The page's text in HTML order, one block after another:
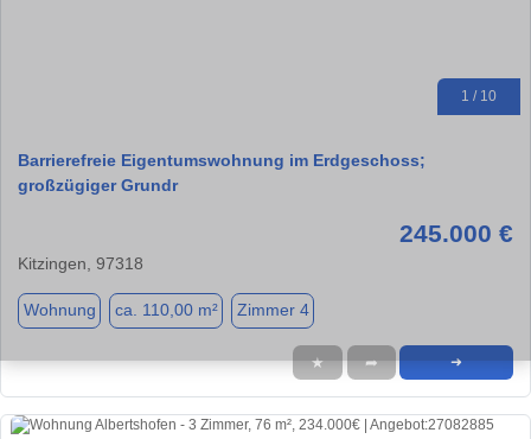
1 / 10
Barrierefreie Eigentumswohnung im Erdgeschoss;
großzügiger Grundr
245.000 €
Kitzingen, 97318
Wohnung ca. 110,00 m² Zimmer 4
★ ➦ ➜